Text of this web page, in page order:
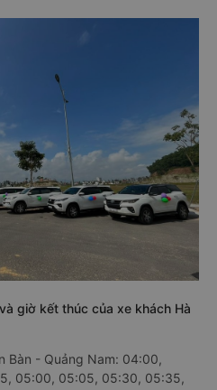
giờ kết thúc của xe khách Hà
Bàn - Quảng Nam: 04:00,
05:00, 05:05, 05:30, 05:35,